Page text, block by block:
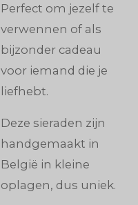
Perfect om jezelf te
verwennen of als
bijzonder cadeau
voor iemand die je
liefhebt.
Deze sieraden zijn
handgemaakt in
België in kleine
oplagen, dus uniek.